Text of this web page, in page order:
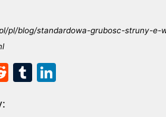
pl/blog/standardowa-grubosc-struny-e-
R
T